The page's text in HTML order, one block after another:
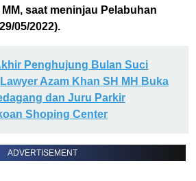
saat meninjau Pelabuhan
05/2022).
Penghujung Bulan Suci
Azam Khan SH MH Buka
dan Juru Parkir
Shoping Center
ADVERTISEMENT